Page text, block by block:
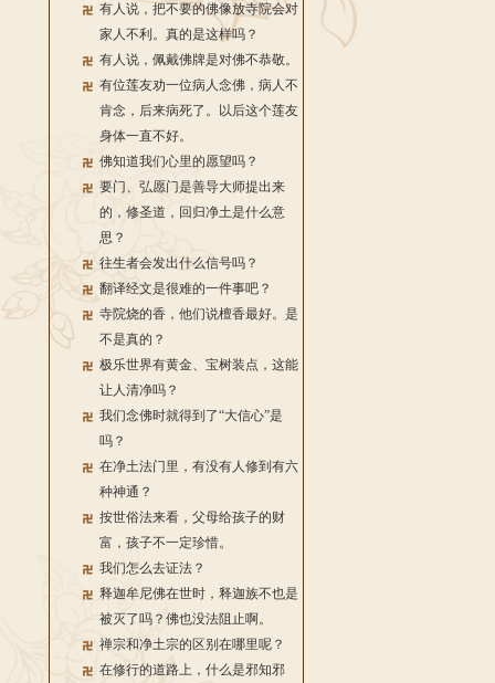
有人说，把不要的佛像放寺院会对
家人不利。真的是这样吗？
有人说，佩戴佛牌是对佛不恭敬。
有位莲友劝一位病人念佛，病人不
肯念，后来病死了。以后这个莲友
身体一直不好。
佛知道我们心里的愿望吗？
要门、弘愿门是善导大师提出来
的，修圣道，回归净土是什么意
思？
往生者会发出什么信号吗？
翻译经文是很难的一件事吧？
寺院烧的香，他们说檀香最好。是
不是真的？
极乐世界有黄金、宝树装点，这能
让人清净吗？
我们念佛时就得到了“大信心”是
吗？
在净土法门里，有没有人修到有六
种神通？
按世俗法来看，父母给孩子的财
富，孩子不一定珍惜。
我们怎么去证法？
释迦牟尼佛在世时，释迦族不也是
被灭了吗？佛也没法阻止啊。
禅宗和净土宗的区别在哪里呢？
在修行的道路上，什么是邪知邪